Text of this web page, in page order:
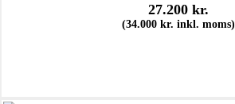
27.200 kr.
(34.000 kr. inkl. moms)